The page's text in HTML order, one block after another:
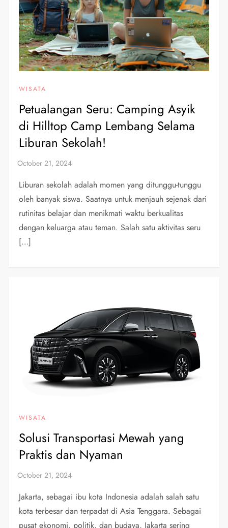
WISATA
Petualangan Seru: Camping Asyik
di Hilltop Camp Lembang Selama
Liburan Sekolah!
Liburan sekolah adalah momen yang ditunggu-tunggu
oleh banyak siswa. Saatnya untuk menjauh sejenak dari
rutinitas belajar dan menikmati waktu berkualitas
dengan keluarga atau teman. Salah satu aktivitas seru
[…]
WISATA
Solusi Transportasi Mewah yang
Praktis dan Nyaman
Jakarta, sebagai ibu kota Indonesia adalah salah satu
kota terbesar dan terpadat di Asia Tenggara. Sebagai
pusat ekonomi, politik, dan budaya, Jakarta sering